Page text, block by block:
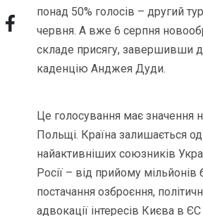
понад 50% голосів – другий
червня. А вже 6 серпня
складе присягу, завершивши
каденцію Анджея Дуди.
Це голосування має значення
Польщі. Країна залишається
найактивніших союзників
Росії – від прийому мільйонів
постачання озброєння,
адвокації інтересів Києва в